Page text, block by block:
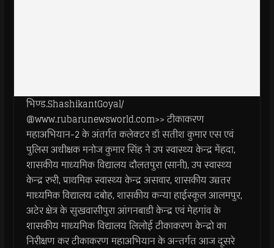
भिण्ड.ShashikantGoyal/
@www.rubarunewsworld.com>> टीकाकरण
महाअभियान-2 के अंतर्गत कलेक्टर डॉ सतीश कुमार एस एवं
पुलिस अधीक्षक मनोज कुमार सिंह ने उप स्वास्थ्य केन्द्र मेंहदा,
शासकीय माध्यमिक विद्यालय दौलतपुरा (सानी), उप स्वास्थ्य
केन्द्र रुरी, प्राथमिक स्वास्थ्य केन्द्र असवार, शासकीय उच्चतर
माध्यमिक विद्यालय दबोह, शासकीय कन्या हाईस्कूल आलमपुर,
अटेर क्षेत्र के सुखवासीपुरा आंगनबाडी केन्द्र एवं मेहगांव के
शासकीय माध्यमिक विद्यालय लिलोई टीकाकरण केन्द्रो का
निरीक्षण कर टीकाकरण महाअभियान के अन्तर्गत आज दूसरे